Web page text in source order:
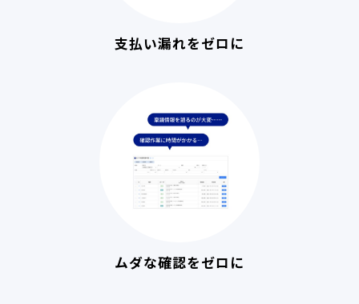
支払い漏れをゼロに
ムダな確認をゼロに